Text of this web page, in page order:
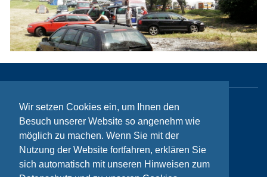
Wir setzen Cookies ein, um Ihnen den
Besuch unserer Website so angenehm wie
möglich zu machen. Wenn Sie mit der
Nutzung der Website fortfahren, erklären Sie
sich automatisch mit unseren Hinweisen zum
Sitemap
Kontakt
Impressum
Datenschutzhinweise